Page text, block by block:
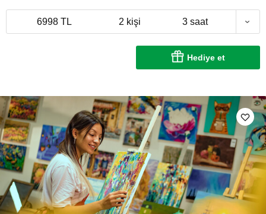
6998 TL 2 kişi 3 saat
Hediye et